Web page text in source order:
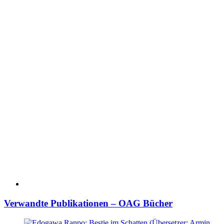
Verwandte Publikationen – OAG Bücher